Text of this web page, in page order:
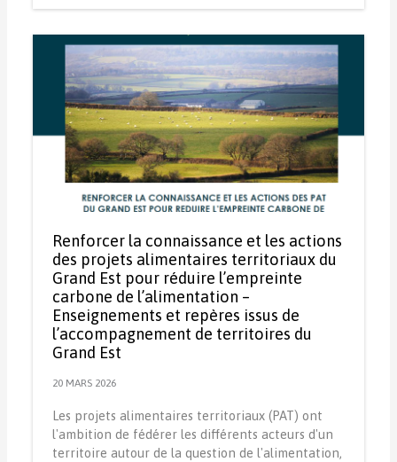
Renforcer la connaissance et les actions
des projets alimentaires territoriaux du
Grand Est pour réduire l’empreinte
carbone de l’alimentation –
Enseignements et repères issus de
l’accompagnement de territoires du
Grand Est
20 MARS 2026
Les projets alimentaires territoriaux (PAT) ont
l'ambition de fédérer les différents acteurs d'un
territoire autour de la question de l'alimentation,